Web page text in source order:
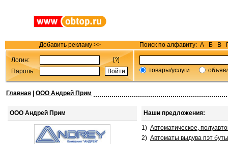
Добавить рекламу >> Поиск по алфавиту: А Б В
Логин:
Пароль:
товары/услуги
Главная ООО Андрей Прим
ООО Андрей Прим Наши предложения:
1) Автоматическое,
2) Автоматы выдува пэт